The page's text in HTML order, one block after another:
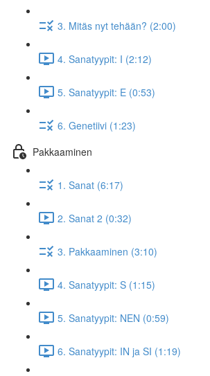
3. Mitäs nyt tehään? (2:00)
4. Sanatyypit: I (2:12)
5. Sanatyypit: E (0:53)
6. Genetiivi (1:23)
Pakkaaminen
1. Sanat (6:17)
2. Sanat 2 (0:32)
3. Pakkaaminen (3:10)
4. Sanatyypit: S (1:15)
5. Sanatyypit: NEN (0:59)
6. Sanatyypit: IN ja SI (1:19)